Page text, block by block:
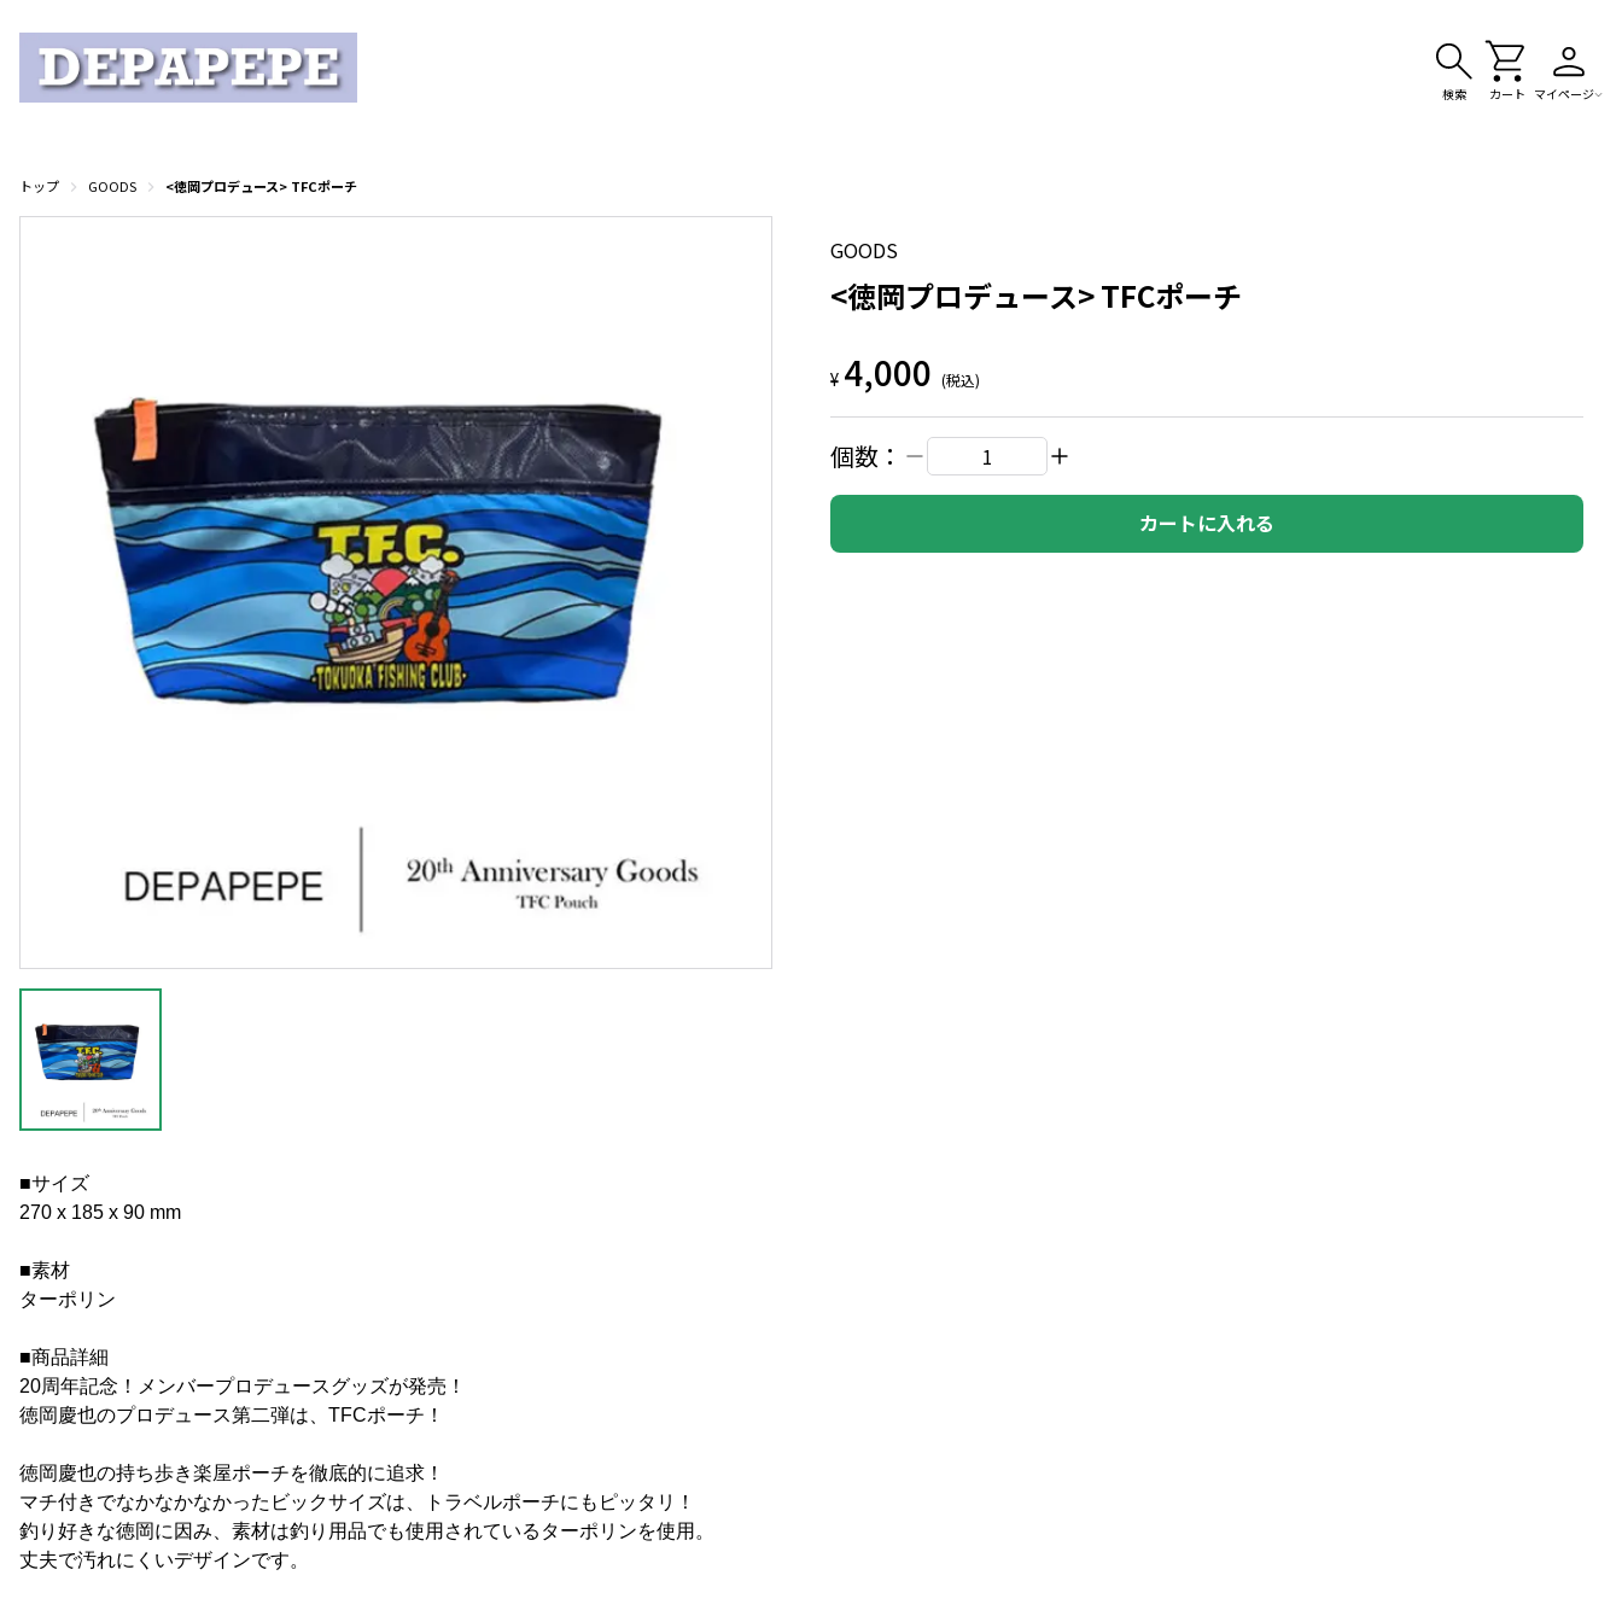
検索 カート マイページ
トップ GOODS <徳岡プロデュース> TFCポーチ
■サイズ
270 x 185 x 90 mm
■素材
ターポリン
■商品詳細
20周年記念！メンバープロデュースグッズが発売！
徳岡慶也のプロデュース第二弾は、TFCポーチ！
徳岡慶也の持ち歩き楽屋ポーチを徹底的に追求！
マチ付きでなかなかなかったビックサイズは、トラベルポーチにもピッタリ！
釣り好きな徳岡に因み、素材は釣り用品でも使用されているターポリンを使用。
丈夫で汚れにくいデザインです。
GOODS
<徳岡プロデュース> TFCポーチ
¥ 4,000 (税込)
個数：
カートに入れる